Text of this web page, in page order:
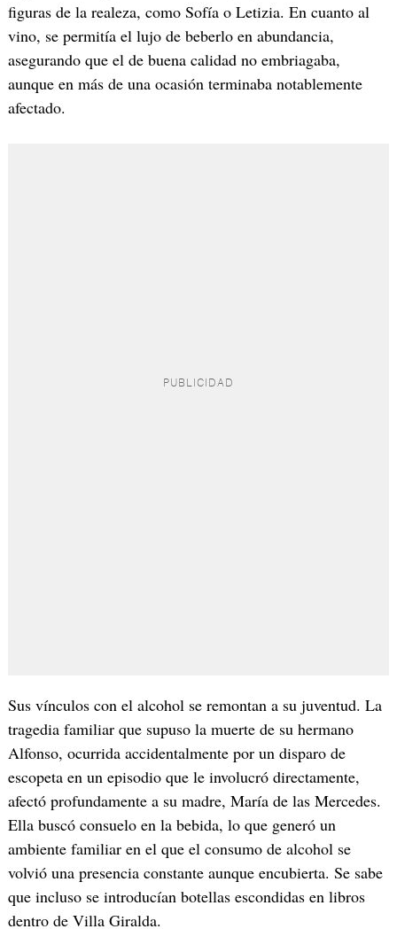
figuras de la realeza, como Sofía o Letizia. En cuanto al
vino, se permitía el lujo de beberlo en abundancia,
asegurando que el de buena calidad no embriagaba,
aunque en más de una ocasión terminaba notablemente
afectado.
Sus vínculos con el alcohol se remontan a su juventud. La
tragedia familiar que supuso la muerte de su hermano
Alfonso, ocurrida accidentalmente por un disparo de
escopeta en un episodio que le involucró directamente,
afectó profundamente a su madre, María de las Mercedes.
Ella buscó consuelo en la bebida, lo que generó un
ambiente familiar en el que el consumo de alcohol se
volvió una presencia constante aunque encubierta. Se sabe
que incluso se introducían botellas escondidas en libros
dentro de Villa Giralda.